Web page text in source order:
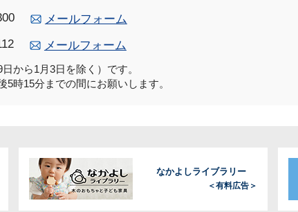
メールフォーム
メールフォーム
から1月3日を除く）です。
時15分までの間にお願いします。
なかよしライブラリー
＜有料広告＞